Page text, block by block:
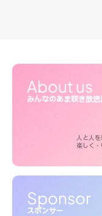
みんなのあま咲き放
About us
人と人
楽しく
スポンサー
Sponsor